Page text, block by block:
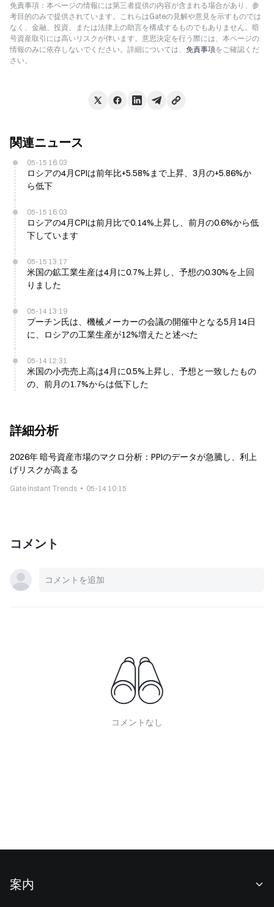
免責事項：本ページの情報には第三者提供の内容が含まれる場合があり、参
考目的のみで提供されています。これらはGateの見解や意見を示すものでは
なく、金融、投資、または法律上の助言を構成するものでもありません。暗
号資産取引には高いリスクが伴います。意思決定を行う際には、本ページの
情報のみに依存しないでください。詳細については、 免責事項をご確認くだ
さい。
関連ニュース
05-15 16:03
ロシアの4月CPIは前年比+5.58%まで上昇、3月の+5.86%か
ら低下
05-15 16:03
ロシアの4月CPIは前月比で0.14%上昇し、前月の0.6%から低
下しています
05-15 13:17
米国の鉱工業生産は4月に0.7%上昇し、予想の0.30%を上回
りました
05-14 13:19
プーチン氏は、機械メーカーの会議の開催中となる5月14日
に、ロシアの工業生産が12%増えたと述べた
05-14 12:31
米国の小売売上高は4月に0.5%上昇し、予想と一致したもの
の、前月の1.7%からは低下した
詳細分析
2026年 暗号資産市場のマクロ分析：PPIのデータが急騰し、利上
げリスクが高まる
Gate Instant Trends 05-14 10:15
コメント
コメントなし
案内